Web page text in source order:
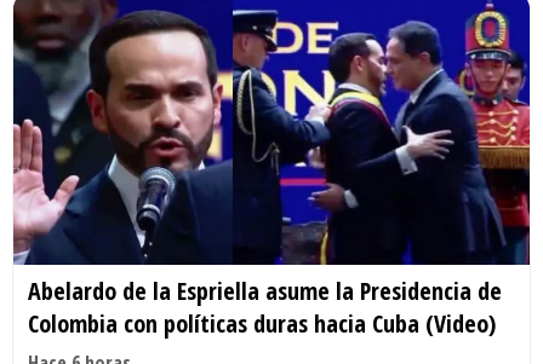
Abelardo de la Espriella asume la Presidencia de
Colombia con políticas duras hacia Cuba (Video)